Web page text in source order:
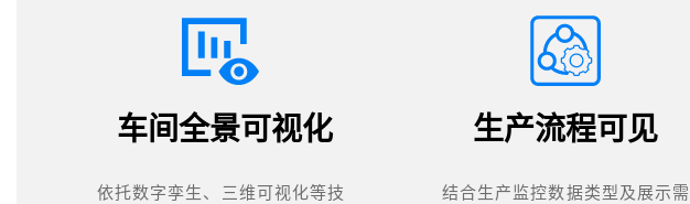
车间全景可视化 生产流程可见
依托数字孪生、三维可视化等技
结合生产监控数据类型及展示需